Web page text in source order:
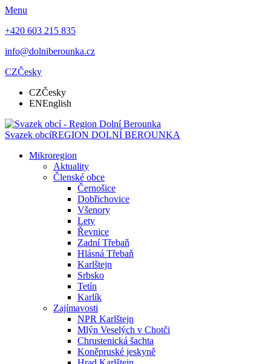
Menu
+420 603 215 835
info@dolniberounka.cz
CZČesky
CZČesky
ENEnglish
Svazek obcíREGION DOLNÍ BEROUNKA
Mikroregion
Aktuality
Členské obce
Černošice
Dobřichovice
Všenory
Lety
Řevnice
Zadní Třebaň
Hlásná Třebaň
Karlštejn
Srbsko
Tetín
Karlík
Zajímavosti
NPR Karlštejn
Mlýn Veselých v Chotči
Chrustenická šachta
Koněpruské jeskyně